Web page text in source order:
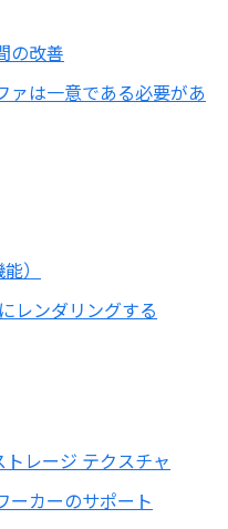
の改善
ァは一意である必要があ
）
レンダリングする
レージ テクスチャ
ーカーのサポート